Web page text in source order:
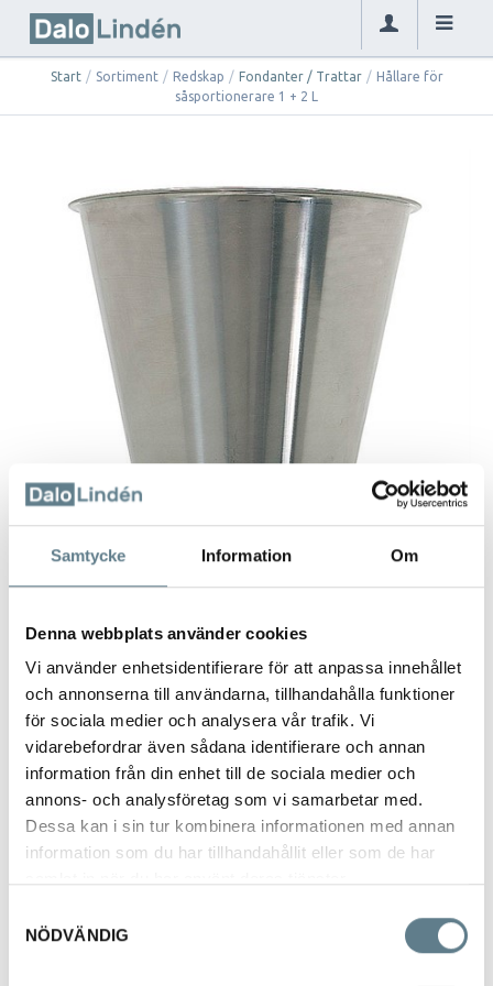
Samtycke Information Om
Denna webbplats använder cookies
Vi använder enhetsidentifierare för att anpassa innehållet
och annonserna till användarna, tillhandahålla funktioner
för sociala medier och analysera vår trafik. Vi
vidarebefordrar även sådana identifierare och annan
information från din enhet till de sociala medier och
annons- och analysföretag som vi samarbetar med.
Dessa kan i sin tur kombinera informationen med annan
information som du har tillhandahållit eller som de har
NÖDVÄNDIG
Start / Sortiment / Redskap / Fondanter / Trattar / Hållare för
såsportionerare 1 + 2 L
Hållare för såsportionerare 1 + 2 L
515201-03
Beskrivning
Hållare till såsportionerare/fondant 1 + 2 L.
Tillverkad av rostfritt stål 18/10.
Diam 160 mm, höjd 160 mm